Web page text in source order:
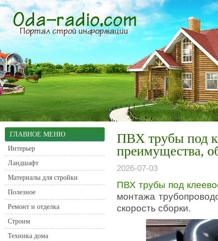
ГЛАВНОЕ МЕНЮ
Интерьер
Ландшафт
Материалы для стройки
Полезное
Ремонт и отделка
Строим
Техника дома
ПВХ трубы под
преимущества,
2026-07-03
ПВХ трубы под
монтажа
скорость сборки.